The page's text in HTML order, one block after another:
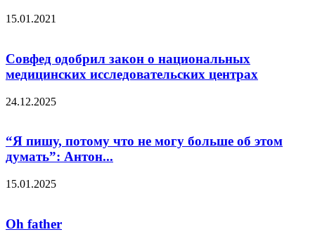
15.01.2021
Совфед одобрил закон о национальных
медицинских исследовательских центрах
24.12.2025
“Я пишу, потому что не могу больше об этом
думать”: Антон...
15.01.2025
Oh father